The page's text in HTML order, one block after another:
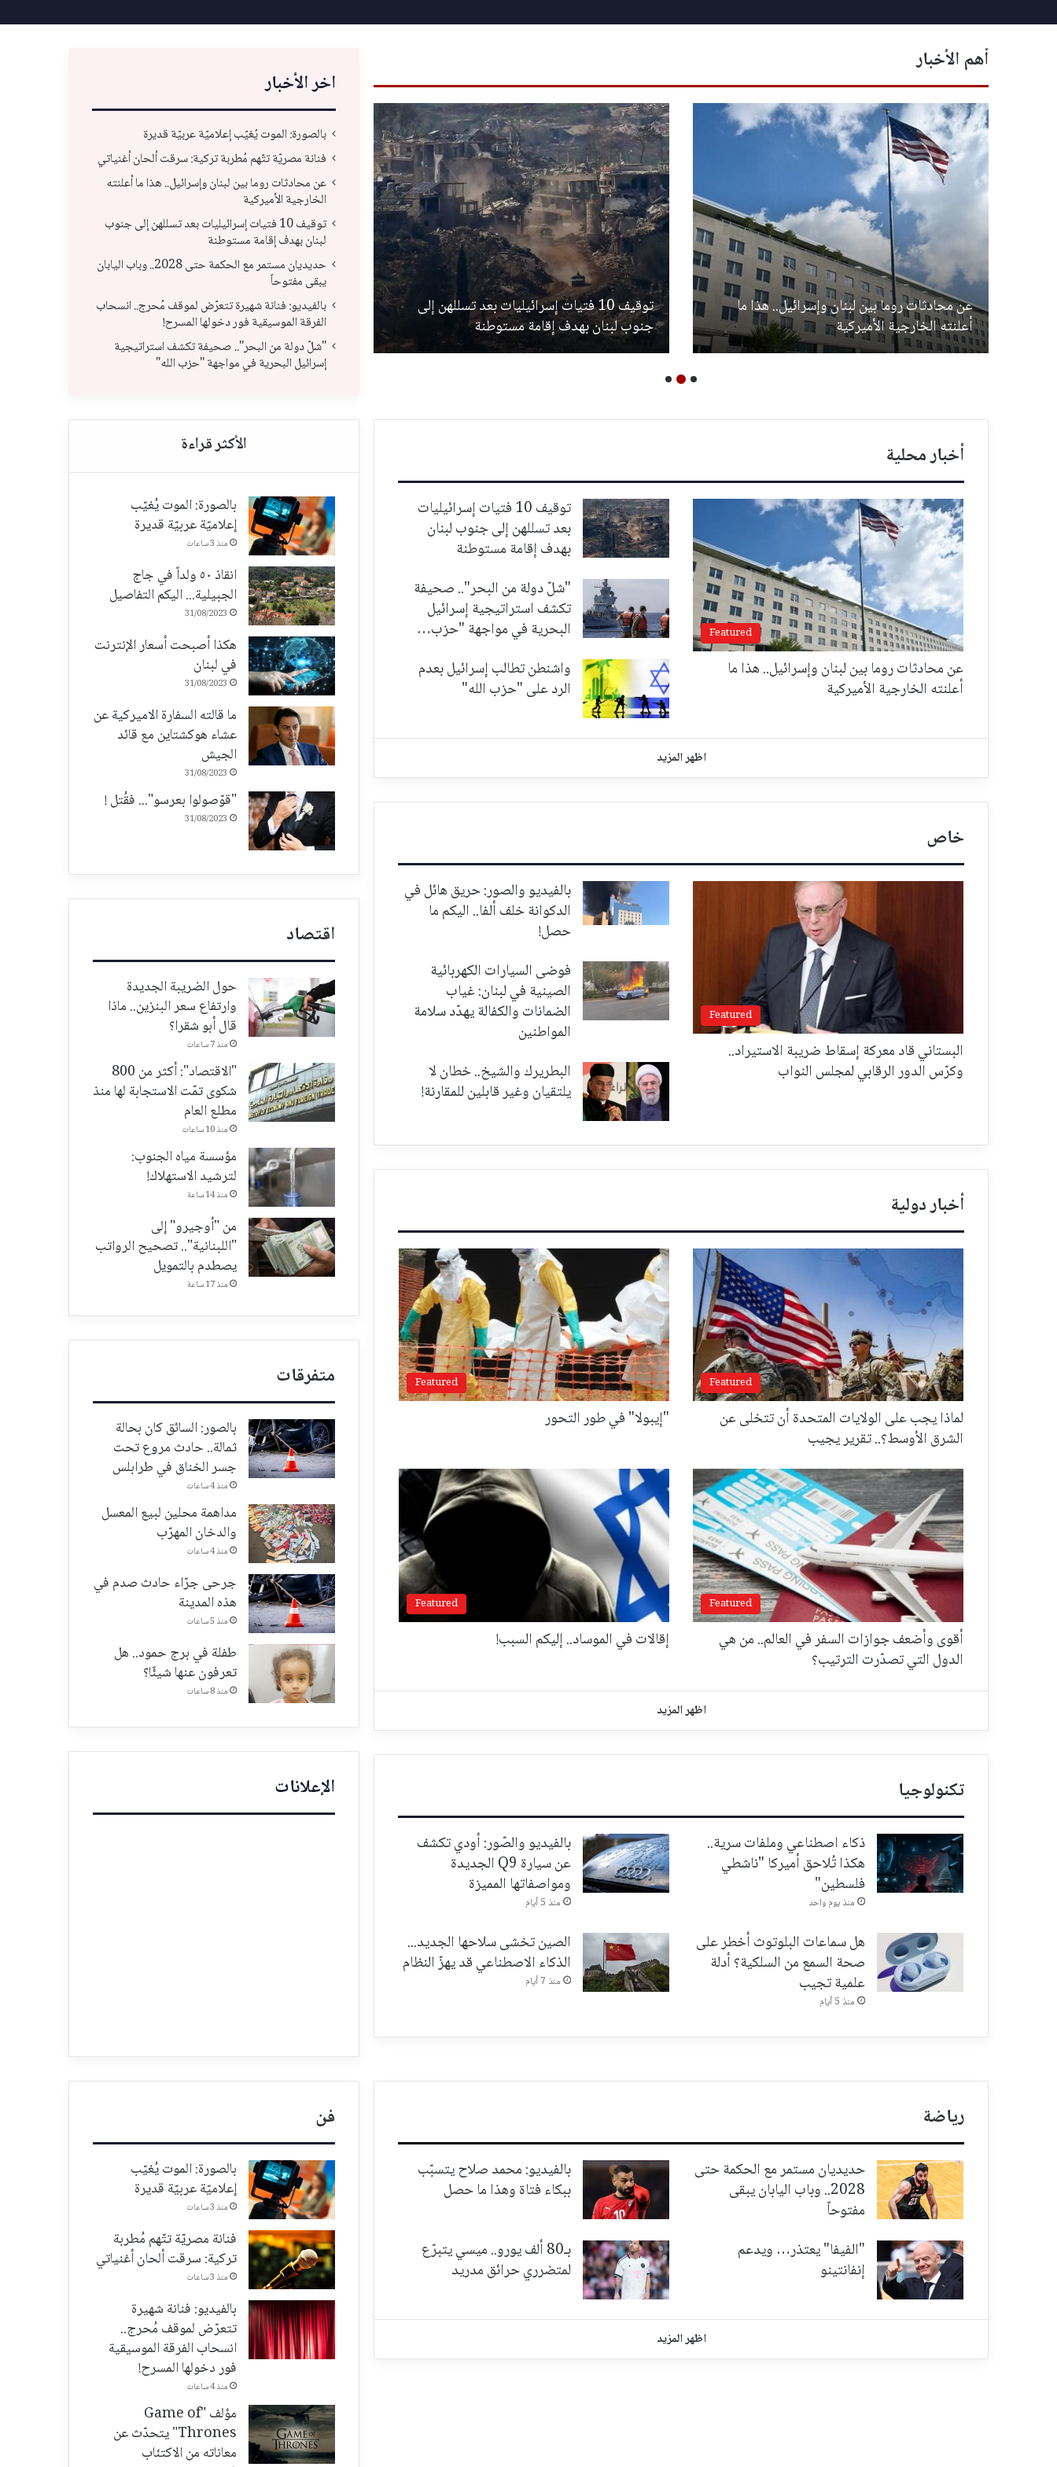
أهم الأخبار
عن محادثات روما بين لبنان وإسرائيل.. هذا ما
أعلنته الخارجية الأميركية
توقيف 10 فتيات إسرائيليات بعد تسللهن إلى
جنوب لبنان بهدف إقامة مستوطنة
حديديان مستمر مع الحكمة حتى 2028.. وباب
اليابان يبقى مفتوحاً
اخر الأخبار
بالصورة: الموت يُغيّب إعلاميّة عربيّة قديرة
فنانة مصريّة تتّهم مُطربة تركية: سرقت ألحان أغنياتي
عن محادثات روما بين لبنان وإسرائيل.. هذا ما أعلنته
الخارجية الأميركية
توقيف 10 فتيات إسرائيليات بعد تسللهن إلى جنوب
لبنان بهدف إقامة مستوطنة
حديديان مستمر مع الحكمة حتى 2028.. وباب اليابان
يبقى مفتوحاً
بالفيديو: فنانة شهيرة تتعرّض لموقف مُحرج.. انسحاب
الفرقة الموسيقية فور دخولها المسرح!
"شلّ دولة من البحر".. صحيفة تكشف استراتيجية
إسرائيل البحرية في مواجهة "حزب الله"
أخبار محلية
Featured
عن محادثات روما بين لبنان وإسرائيل.. هذا ما
أعلنته الخارجية الأميركية
توقيف 10 فتيات إسرائيليات
بعد تسللهن إلى جنوب لبنان
بهدف إقامة مستوطنة
"شلّ دولة من البحر".. صحيفة
تكشف استراتيجية إسرائيل
البحرية في مواجهة "حزب…
واشنطن تطالب إسرائيل بعدم
الرد على "حزب الله"
اظهر المزيد
خاص
Featured
البستاني قاد معركة إسقاط ضريبة الاستيراد..
وكرّس الدور الرقابي لمجلس النواب
بالفيديو والصور: حريق هائل في
الدكوانة خلف ألفا.. اليكم ما
حصل!
فوضى السيارات الكهربائية
الصينية في لبنان: غياب
الضمانات والكفالة يهدّد سلامة
المواطنين
البطريرك والشيخ.. خطان لا
يلتقيان وغير قابلين للمقارنة!
أخبار دولية
Featured
لماذا يجب على الولايات المتحدة أن تتخلى عن
الشرق الأوسط؟.. تقرير يجيب
Featured
"إيبولا" في طور التحور
Featured
أقوى وأضعف جوازات السفر في العالم.. من هي
الدول التي تصدّرت الترتيب؟
Featured
إقالات في الموساد.. إليكم السبب!
اظهر المزيد
تكنولوجيا
ذكاء اصطناعي وملفات سرية..
هكذا تُلاحق أميركا "ناشطي
فلسطين"
منذ يوم واحد
بالفيديو والصّور: أودي تكشف
عن سيارة Q9 الجديدة
ومواصفاتها المميزة
منذ 5 أيام
هل سماعات البلوتوث أخطر على
صحة السمع من السلكية؟ أدلة
علمية تجيب
منذ 5 أيام
الصين تخشى سلاحها الجديد...
الذكاء الاصطناعي قد يهزّ النظام
منذ 7 أيام
بالصورة: الموت يُغيّب
إعلاميّة عربيّة قديرة
منذ 3 ساعات
انقاذ ٥٠ ولداً في جاج
الجبيلية... اليكم التفاصيل
31/08/2023
هكذا أصبحت أسعار الإنترنت
في لبنان
31/08/2023
ما قالته السفارة الاميركية عن
عشاء هوكشتاين مع قائد
الجيش
31/08/2023
"قوّصولوا بعرسو"... فقُتل !
31/08/2023
اقتصاد
حول الضريبة الجديدة
وارتفاع سعر البنزين.. ماذا
قال أبو شقرا؟
منذ 7 ساعات
"الاقتصاد": أكثر من 800
شكوى تمّت الاستجابة لها منذ
مطلع العام
منذ 10 ساعات
مؤسسة مياه الجنوب:
لترشيد الاستهلاك!
منذ 14 ساعة
من "أوجيرو" إلى
"اللبنانية".. تصحيح الرواتب
يصطدم بالتمويل
منذ 17 ساعة
متفرقات
بالصور: السائق كان بحالة
ثمالة.. حادث مروع تحت
جسر الخناق في طرابلس
منذ 4 ساعات
مداهمة محلين لبيع المعسل
والدخان المهرّب
منذ 4 ساعات
جرحى جرّاء حادث صدم في
هذه المدينة
منذ 5 ساعات
طفلة في برج حمود.. هل
تعرفون عنها شيئًا؟
منذ 8 ساعات
الإعلانات
رياضة
حديديان مستمر مع الحكمة حتى
2028.. وباب اليابان يبقى
مفتوحاً
بالفيديو: محمد صلاح يتسبّب
ببكاء فتاة وهذا ما حصل
"الفيفا" يعتذر… ويدعم
إنفانتينو
بـ80 ألف يورو.. ميسي يتبرّع
لمتضرري حرائق مدريد
اظهر المزيد
فن
بالصورة: الموت يُغيّب
إعلاميّة عربيّة قديرة
منذ 3 ساعات
فنانة مصريّة تتّهم مُطربة
تركية: سرقت ألحان أغنياتي
منذ 3 ساعات
بالفيديو: فنانة شهيرة
تتعرّض لموقف مُحرج..
انسحاب الفرقة الموسيقية
فور دخولها المسرح!
منذ 4 ساعات
مؤلف "Game of
Thrones" يتحدّث عن
معاناته من الاكتئاب